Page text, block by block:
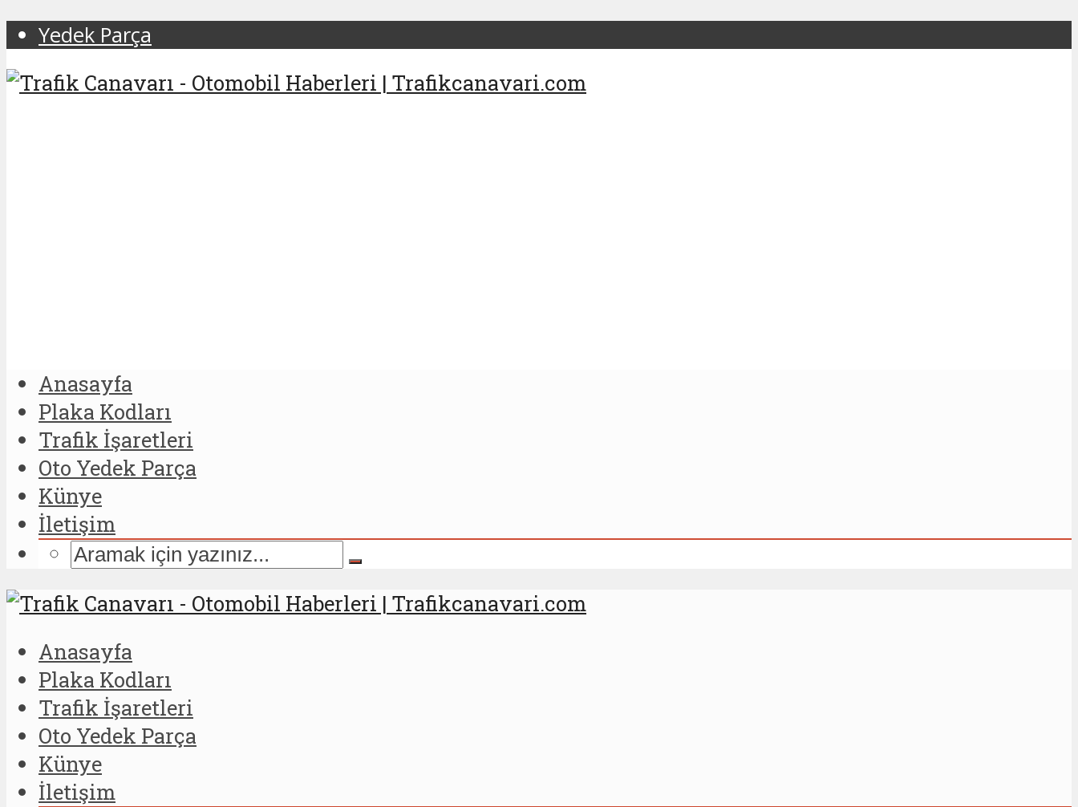
Yedek Parça
Anasayfa
Plaka Kodları
Trafik İşaretleri
Oto Yedek Parça
Künye
İletişim
Anasayfa
Plaka Kodları
Trafik İşaretleri
Oto Yedek Parça
Künye
İletişim